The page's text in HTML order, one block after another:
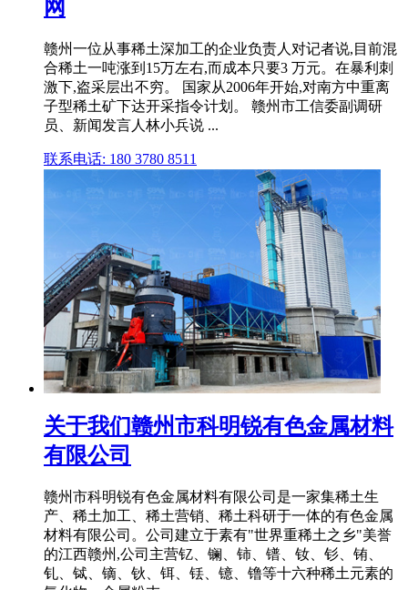
网
赣州一位从事稀土深加工的企业负责人对记者说,目前混
合稀土一吨涨到15万左右,而成本只要3 万元。在暴利刺
激下,盗采层出不穷。 国家从2006年开始,对南方中重离
子型稀土矿下达开采指令计划。 赣州市工信委副调研
员、新闻发言人林小兵说 ...
联系电话: 180 3780 8511
关于我们赣州市科明锐有色金属材料
有限公司
赣州市科明锐有色金属材料有限公司是一家集稀土生
产、稀土加工、稀土营销、稀土科研于一体的有色金属
材料有限公司。公司建立于素有"世界重稀土之乡"美誉
的江西赣州,公司主营钇、镧、铈、镨、钕、钐、铕、
钆、铽、镝、钬、铒、铥、镱、镥等十六种稀土元素的